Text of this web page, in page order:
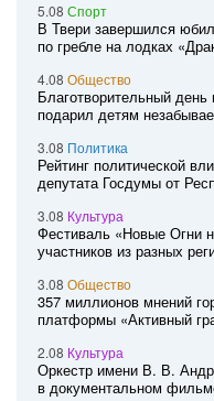
5.08 Спорт
В Твери завершился
по гребле на лодках
4.08 Общество
Благотворительный
подарил детям
3.08 Политика
Рейтинг политической
депутата Госдумы от
3.08 Культура
Фестиваль «Новые Огни
участников из разных
3.08 Общество
357 миллионов мнений
платформы «Активный
2.08 Культура
Оркестр имени В. В.
в документальном